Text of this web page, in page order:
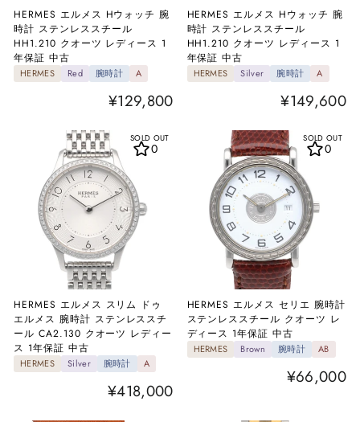
HERMES エルメス Hウォッチ 腕
時計 ステンレススチール
HH1.210 クオーツ レディース 1
年保証 中古
HERMES Red 腕時計 A
¥129,800
HERMES エルメス Hウォッチ 腕
時計 ステンレススチール
HH1.210 クオーツ レディース 1
年保証 中古
HERMES Silver 腕時計 A
¥149,600
SOLD OUT
HERMES エルメス スリム ドゥ
エルメス 腕時計 ステンレススチ
ール CA2.130 クオーツ レディー
ス 1年保証 中古
HERMES Silver 腕時計 A
¥418,000
0
SOLD OUT
HERMES エルメス セリエ 腕時計
ステンレススチール クオーツ レ
ディース 1年保証 中古
HERMES Brown 腕時計 AB
¥66,000
0